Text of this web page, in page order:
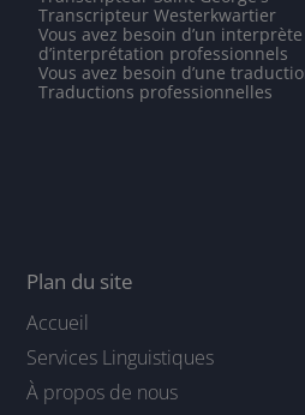
Transcripteur Westerkwartier
Vous avez besoin d’un
d’interprétation professionnels
Vous avez besoin d’une
Traductions professionnelles
Plan du site
Accueil
Services Linguistiques
À propos de nous